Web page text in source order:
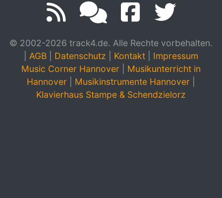
© 2002-2026 track4.de. Alle Rechte vorbehalten.
AGB Datenschutz Kontakt
Impressum
Music Corner Hannover
Musikunterricht in
Hannover
Musikinstrumente Hannover
Klavierhaus Stampe & Schendzielorz